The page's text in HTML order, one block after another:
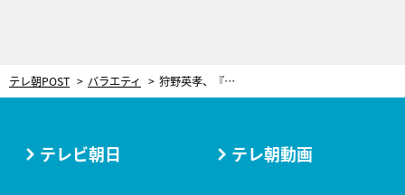
テレ朝POST バラエティ 狩野英孝、『ロンハー』ドッキリ貴重映像で赤面！口笛を吹く姿が「何回観てもおもしろい」
テレビ朝日 テレ朝動画